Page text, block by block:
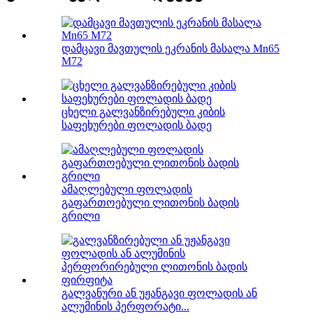
დამცავი მავთულის ეკრანის მასალა Mn65
M72
ცხელი გალვანზირებული კიბის
საფეხურები ფოლადის ბადე
ამაღლებული ფოლადის
გაფართოებული ლითონის ბადის
გრილი
გალვანური ან უჟანგავი ფოლადის ან
ალუმინის პერფორატი...